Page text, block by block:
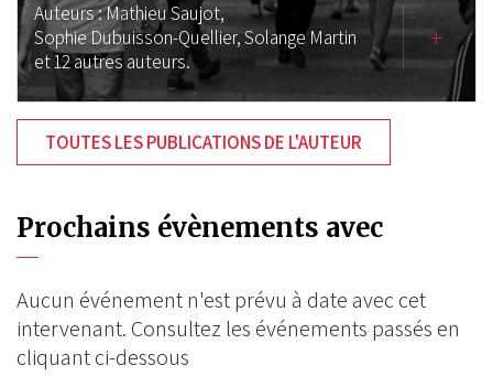
Auteurs :Mathieu Saujot,
Sophie Dubuisson-Quellier,Solange Martin
et 12 autres auteurs.
TOUTES LES PUBLICATIONS DE L'AUTEUR
Prochains évènements avec
Aucun événement n'est prévu à date avec cet
intervenant. Consultez les événements passés en
cliquant ci-dessous